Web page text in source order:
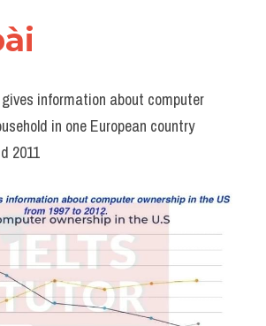
thật
information about computer
in one European country
2011